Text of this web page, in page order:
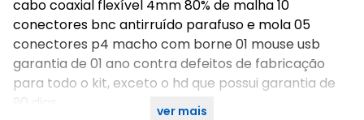
cabo coaxial flexível 4mm 80% de malha 10
conectores bnc antirruído parafuso e mola 05
conectores p4 macho com borne 01 mouse usb
garantia de 01 ano contra defeitos de fabricação
para todo o kit, exceto o hd que possui garantia de
90 dias.
ver mais